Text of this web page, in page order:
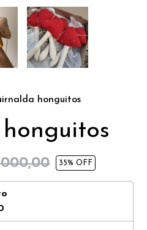
honguitos
35% OFF